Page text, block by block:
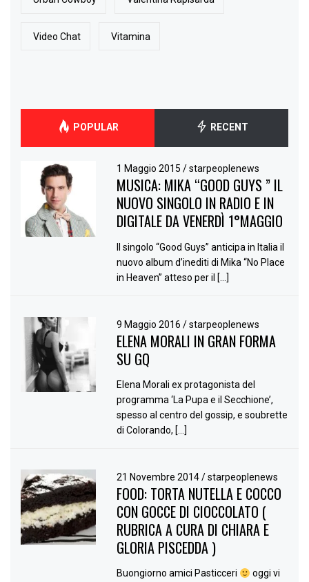
Video Chat Vitamina
POPULAR RECENT
1 Maggio 2015/ starpeoplenews
MUSICA: MIKA “GOOD GUYS ” IL
NUOVO SINGOLO IN RADIO E IN
DIGITALE DA VENERDÌ 1°MAGGIO
Il singolo “Good Guys” anticipa in Italia il
nuovo album d’inediti di Mika “No Place
in Heaven” atteso per il […]
9 Maggio 2016/ starpeoplenews
ELENA MORALI IN GRAN FORMA
SU GQ
Elena Morali ex protagonista del
programma ‘La Pupa e il Secchione’,
spesso al centro del gossip, e soubrette
di Colorando, […]
21 Novembre 2014/ starpeoplenews
FOOD: TORTA NUTELLA E COCCO
CON GOCCE DI CIOCCOLATO (
RUBRICA A CURA DI CHIARA E
GLORIA PISCEDDA )
Buongiorno amici Pasticceri
oggi vi